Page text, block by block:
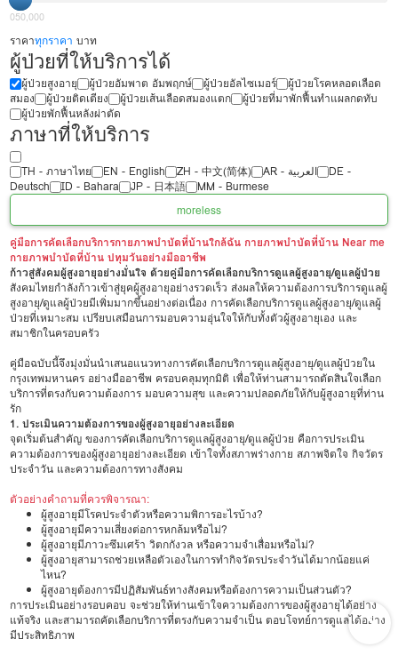
050,000
ราคาทุกราคา บาท
ผู้ป่วยที่ให้บริการได้
ผู้ป่วยสูงอายุ ผู้ป่วยอัมพาต อัมพฤกษ์ ผู้ป่วยอัลไซเมอร์
ผู้ป่วยโรคหลอดเลือด
สมอง
ผู้ป่วยติดเตียง ผู้ป่วยเส้นเลือดสมองแตก
ผู้ป่วยที่มาพักฟื้นทำแผลกดทับ
ผู้ป่วยพักฟื้นหลังผ่าตัด
ภาษาที่ให้บริการ
TH - ‏ภาษาไทย EN - English ZH - 中文(简体) ‏AR - ‏العربية‏
DE -
Deutsch
ID - Bahara JP - 日本語
MM - Burmese
moreless
คู่มือการคัดเลือกบริการกายภาพบำบัดที่บ้านใกล้ฉัน กายภาพบำบัดที่บ้าน Near me
กายภาพบำบัดที่บ้าน ปทุมวันอย่างมืออาชีพ
ก้าวสู่สังคมผู้สูงอายุอย่างมั่นใจ ด้วยคู่มือการคัดเลือกบริการดูแลผู้สูงอายุ/ดูแลผู้ป่วย
สังคมไทยกำลังก้าวเข้าสู่ยุคผู้สูงอายุอย่างรวดเร็ว ส่งผลให้ความต้องการบริการดูแลผู้
สูงอายุ/ดูแลผู้ป่วยมีเพิ่มมากขึ้นอย่างต่อเนื่อง การคัดเลือกบริการดูแลผู้สูงอายุ/ดูแลผู้
ป่วยที่เหมาะสม เปรียบเสมือนการมอบความอุ่นใจให้กับทั้งตัวผู้สูงอายุเอง และ
สมาชิกในครอบครัว
คู่มือฉบับนี้จึงมุ่งมั่นนำเสนอแนวทางการคัดเลือกบริการดูแลผู้สูงอายุ/ดูแลผู้ป่วยใน
กรุงเทพมหานคร อย่างมืออาชีพ ครอบคลุมทุกมิติ เพื่อให้ท่านสามารถตัดสินใจเลือก
บริการที่ตรงกับความต้องการ มอบความสุข และความปลอดภัยให้กับผู้สูงอายุที่ท่าน
รัก
1. ประเมินความต้องการของผู้สูงอายุอย่างละเอียด
จุดเริ่มต้นสำคัญ ของการคัดเลือกบริการดูแลผู้สูงอายุ/ดูแลผู้ป่วย คือการประเมิน
ความต้องการของผู้สูงอายุอย่างละเอียด เข้าใจทั้งสภาพร่างกาย สภาพจิตใจ กิจวัตร
ประจำวัน และความต้องการทางสังคม
ตัวอย่างคำถามที่ควรพิจารณา:
ผู้สูงอายุมีโรคประจำตัวหรือความพิการอะไรบ้าง?
ผู้สูงอายุมีความเสี่ยงต่อการหกล้มหรือไม่?
ผู้สูงอายุมีภาวะซึมเศร้า วิตกกังวล หรือความจำเสื่อมหรือไม่?
ผู้สูงอายุสามารถช่วยเหลือตัวเองในการทำกิจวัตรประจำวันได้มากน้อยแค่
ไหน?
ผู้สูงอายุต้องการมีปฏิสัมพันธ์ทางสังคมหรือต้องการความเป็นส่วนตัว?
การประเมินอย่างรอบคอบ จะช่วยให้ท่านเข้าใจความต้องการของผู้สูงอายุได้อย่าง
แท้จริง และสามารถคัดเลือกบริการที่ตรงกับความจำเป็น ตอบโจทย์การดูแลได้อย่าง
มีประสิทธิภาพ